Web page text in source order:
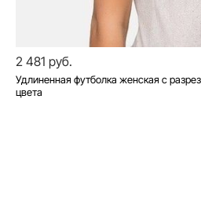
2 481 руб.
Удлиненная футболка женская с
цвета